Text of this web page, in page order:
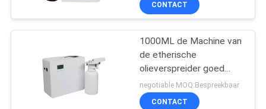
PRIVACYBELEID
body{background-
color:#FFFFFF} 非法
阻断154
49
CONTACT
1000ML de Machine van
de etherische
olieverspreider goed
feekback met
Romantische Geur
negotiable MOQ:Bespreekbaar
CONTACT